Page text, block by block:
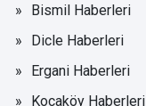
Bismil Haberleri
Dicle Haberleri
Ergani Haberleri
Kocaköy Haberleri